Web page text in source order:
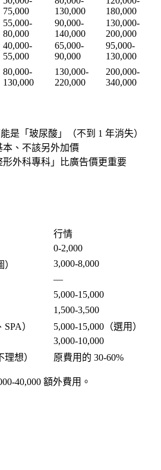
75,000
130,000
180,000
55,000-
80,000
90,000-
140,000
130,000-
200,000
40,000-
55,000
65,000-
90,000
95,000-
130,000
80,000-
130,000
130,000-
220,000
200,000-
340,000
是「 玻尿酸 」（不到 1 年消失）
本、不該另外加價
外科專科」比廣告價更重要
行情
0-2,000
3,000-8,000
—
5,000-15,000
1,500-3,500
SPA）
5,000-15,000（選用）
3,000-10,000
想）
原費用的 30-60%
40,000 額外費用。